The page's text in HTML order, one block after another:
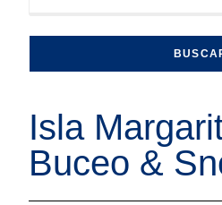
Isla
Buceo &